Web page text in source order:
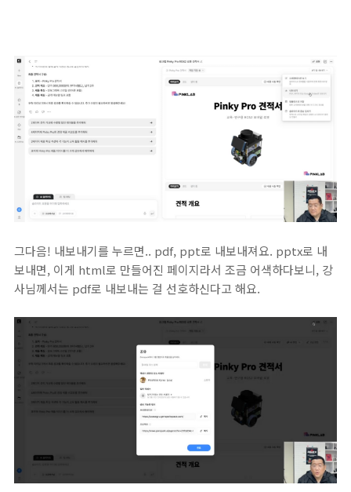
그다음! 내보내기를 누르면.. pdf, ppt로 내보내져요. pptx로 내
보내면, 이게 html로 만들어진 페이지라서 조금 어색하다보니, 강
사님께서는 pdf로 내보내는 걸 선호하신다고 해요.